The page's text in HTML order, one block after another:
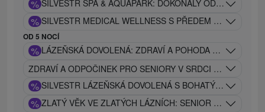
% SILVESTR SPA & AQUAPARK: DOKONALÝ ODPOČINEK,
% SILVESTR MEDICAL WELLNESS S PŘEDEM
OD 5 NOCÍ
% LÁZEŇSKÁ DOVOLENÁ: ZDRAVÍ A POHODA PRO
ZDRAVÍ A ODPOČINEK PRO SENIORY V SRDCI TURCA S
% SILVESTR LÁZEŇSKÁ DOVOLENÁ S BOHATÝM
% ZLATÝ VĚK VE ZLATÝCH LÁZNÍCH: SENIOR SILVESTR